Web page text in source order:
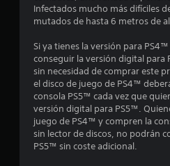
Infectados mucho más difíciles
mutados de hasta 6 metros de
Si ya tienes la versión para
conseguir la versión digital para
sin necesidad de comprar este
el disco de juego de PS4™
consola PS5™ cada vez que
versión digital para PS5™.
juego de PS4™ y compren la
sin lector de discos, no podrán
PS5™ sin coste adicional.